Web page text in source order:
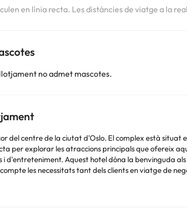
en línia recta. Les distàncies de viatge a la
no admet mascotes.
del centre de la ciutat d'Oslo. El complex està
per explorar les atraccions principals que ofereix
d'entreteniment. Aquest hotel dóna la benvinguda
les necessitats tant dels clients en viatge de
establiment ple d'encant comprèn una sèrie